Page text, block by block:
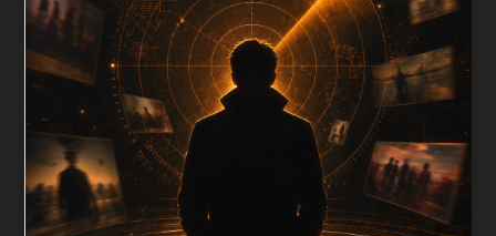
栏目的初始建设内容，主要用于补齐栏目深度、稳定内
链结构，并为后续专题聚合提供可点击入口。如果后续
发现页面缺图、标题过短、描述为空或正文不足，将进
入每日 SEO 检查清单自动修正。
相关问题